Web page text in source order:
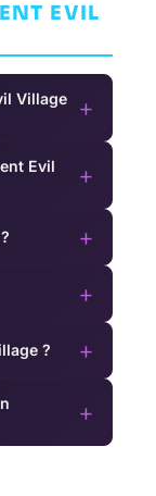
EVIL
Village
+
Evil
+
+
+
? +
+